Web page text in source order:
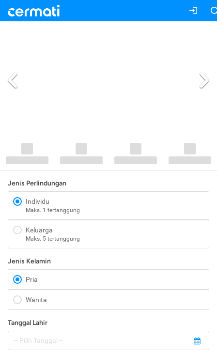
Jenis Perlindungan
Individu
Maks. 1 tertanggung
Keluarga
Maks. 5 tertanggung
Jenis Kelamin
Pria
Wanita
Tanggal Lahir